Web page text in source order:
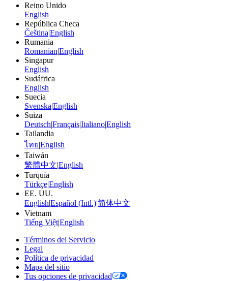
Reino Unido
English
República Checa
Čeština|English
Rumania
Romanian|English
Singapur
English
Sudáfrica
English
Suecia
Svenska|English
Suiza
Deutsch|Français|Italiano|English
Tailandia
ไทย|English
Taiwán
繁體中文|English
Turquía
Türkçe|English
EE. UU.
English|Español (Intl.)|简体中文
Vietnam
Tiếng Việt|English
Términos del Servicio
Legal
Política de privacidad
Mapa del sitio
Tus opciones de privacidad